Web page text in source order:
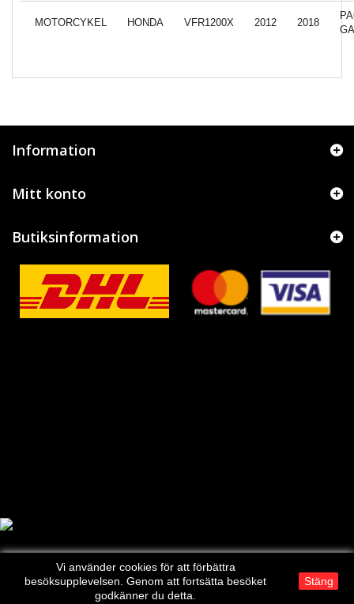
MOTORCYKEL HONDA VFR1200X 2012 2018
Information
Mitt konto
Butiksinformation
Vi använder cookies för att förbättra
besöksupplevelsen. Genom att fortsätta besöket
godkänner du detta.
Stäng